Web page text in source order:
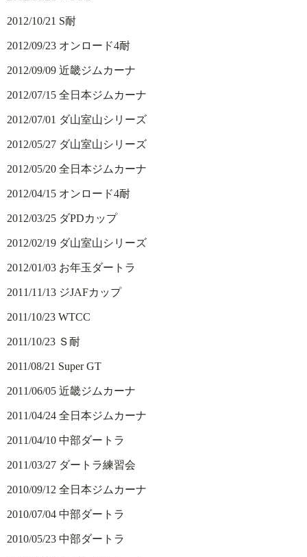
2012/10/21 S耐
2012/09/23 オンロード4耐
2012/09/09 近畿ジムカーナ
2012/07/15 全日本ジムカーナ
2012/07/01 ダ山室山シリーズ
2012/05/27 ダ山室山シリーズ
2012/05/20 全日本ジムカーナ
2012/04/15 オンロード4耐
2012/03/25 ダPDカップ
2012/02/19 ダ山室山シリーズ
2012/01/03 お年玉ダートラ
2011/11/13 ジJAFカップ
2011/10/23 WTCC
2011/10/23 Ｓ耐
2011/08/21 Super GT
2011/06/05 近畿ジムカーナ
2011/04/24 全日本ジムカーナ
2011/04/10 中部ダートラ
2011/03/27 ダートラ練習会
2010/09/12 全日本ジムカーナ
2010/07/04 中部ダートラ
2010/05/23 中部ダートラ